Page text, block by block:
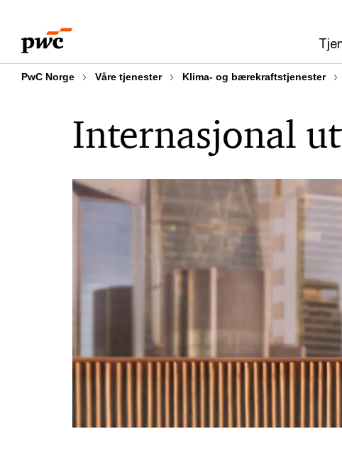
content
footer
PwC Norge Våre tjenester Klima- og bærekraftstjenester
Internasjonal